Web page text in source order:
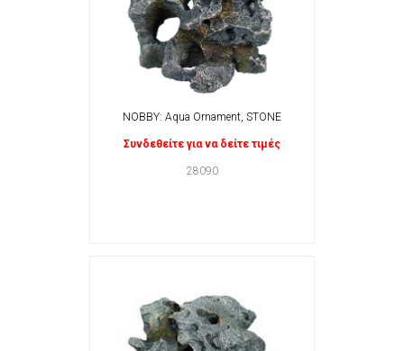
NOBBY: Aqua Ornament, STONE
Συνδεθείτε για να δείτε τιμές
28090